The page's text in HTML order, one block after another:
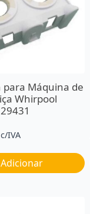
para Máquina de
Whirpool
c/IVA
Adicionar